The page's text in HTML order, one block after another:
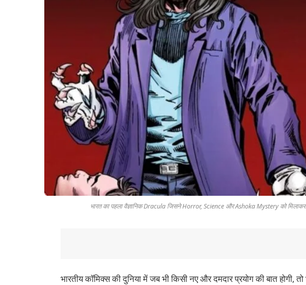
भारत का पहला वैज्ञानिक Dracula जिसने Horror, Science और Ashoka Mystery को
भारतीय कॉमिक्स की दुनिया में जब भी किसी नए और दमदार प्रयोग की बात होगी,